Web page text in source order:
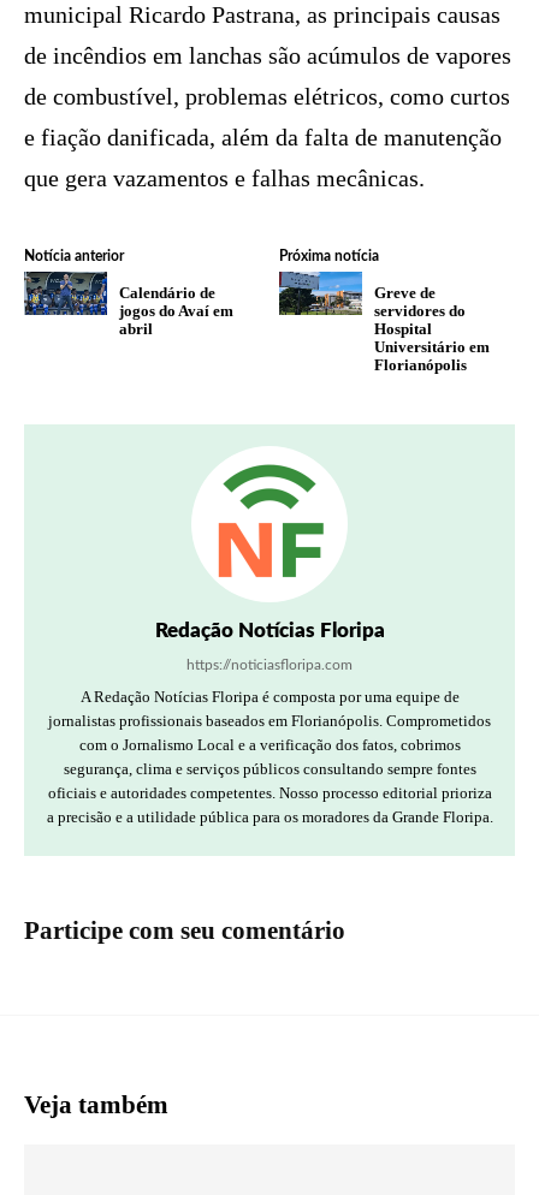
municipal Ricardo Pastrana, as principais causas
de incêndios em lanchas são acúmulos de vapores
de combustível, problemas elétricos, como curtos
e fiação danificada, além da falta de manutenção
que gera vazamentos e falhas mecânicas.
Notícia anterior
Calendário de
jogos do Avaí em
abril
Próxima notícia
Greve de
servidores do
Hospital
Universitário em
Florianópolis
Redação Notícias Floripa
https://noticiasfloripa.com
A Redação Notícias Floripa é composta por uma equipe de
jornalistas profissionais baseados em Florianópolis. Comprometidos
com o Jornalismo Local e a verificação dos fatos, cobrimos
segurança, clima e serviços públicos consultando sempre fontes
oficiais e autoridades competentes. Nosso processo editorial prioriza
a precisão e a utilidade pública para os moradores da Grande Floripa.
Participe com seu comentário
Veja também